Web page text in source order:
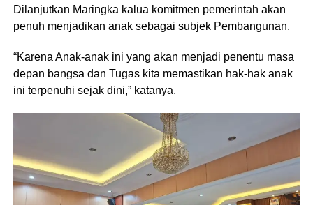
Dilanjutkan Maringka kalua komitmen pemerintah akan
penuh menjadikan anak sebagai subjek Pembangunan.
“Karena Anak-anak ini yang akan menjadi penentu masa
depan bangsa dan Tugas kita memastikan hak-hak anak
ini terpenuhi sejak dini,” katanya.